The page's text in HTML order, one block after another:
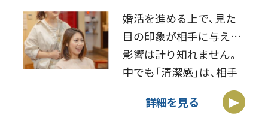
婚活を進める上で、見た
目の印象が相手に与える
影響は計り知れません。
中でも「清潔感」は、相手
に良い第一印象を与える
最も効果的な手段の一つ
詳細を見る